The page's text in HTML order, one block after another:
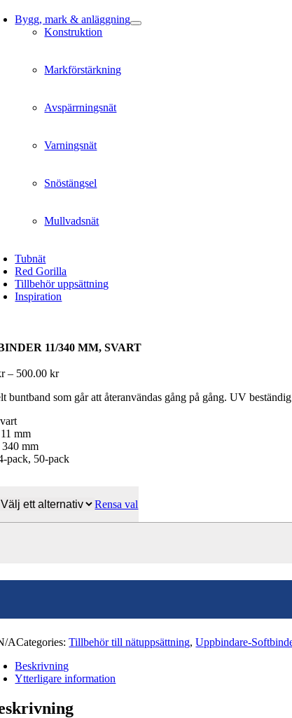
Bygg, mark & anläggning
Konstruktion
Markförstärkning
Avspärrningsnät
Varningsnät
Snöstängsel
Mullvadsnät
Tubnät
Red Gorilla
Tillbehör uppsättning
Inspiration
11/340 MM, SVART
– 500.00krPrisintervall:
till
buntband som går att återanvändas gång på gång. UV
mm
mm
pack, 50-pack
Rensa val
ACategories:Tillbehör till nätuppsättning,Uppbindare-
Beskrivning
Ytterligare information